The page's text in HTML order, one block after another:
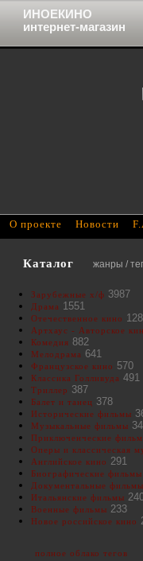
Каталог жанры /
Зарубежные х/ф 3987
Драма 1551
Отечественное кино
Артхаус - Авторское
Комедия 882
Мелодрама 641
Французское кино 570
Классика Голливуда 491
Триллер 387
Балет и танец 378
Исторические фильмы
Музыкальные фильмы
Приключенческие
Оперы и классическая
Английское кино 291
Биографические фильмы
Документальные фильмы
Итальянские фильмы
Военные фильмы 233
Новое российское кино
полное облако тегов
О проекте Новости
ИНОЕКИНО
интернет-магазин